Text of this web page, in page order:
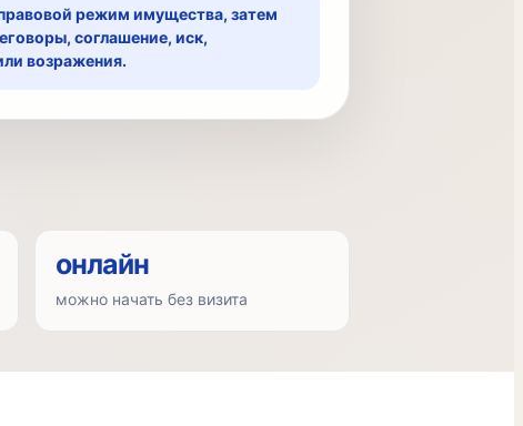
режим имущества, затем
соглашение, иск,
возражения.
онлайн
можно начать без визита